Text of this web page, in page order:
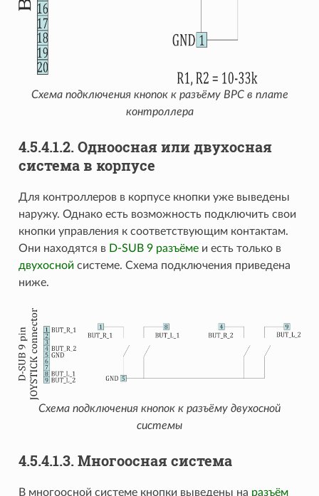
Схема подключения кнопок к разъёму BPC в плате
контроллера
4.5.4.1.2. Одноосная или двухосная
система в корпусе
Для контроллеров в корпусе кнопки уже выведены
наружу. Однако есть возможность подключить свои
кнопки управления к соответствующим контактам.
Они находятся в D-SUB 9 разъёмеи есть только в
двухосной системе. Схема подключения приведена
ниже.
Схема подключения кнопок к разъёму двухосной
системы
4.5.4.1.3. Многоосная система
В многоосной системе кнопки выведены на разъём